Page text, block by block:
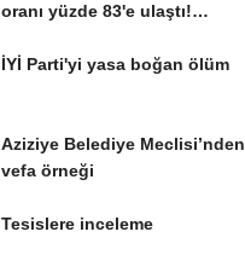
oranı yüzde 83'e ulaştı!
İYİ Parti'yi yasa boğan ölüm
Aziziye Belediye Meclisi’nden
vefa örneği
Tesislere inceleme